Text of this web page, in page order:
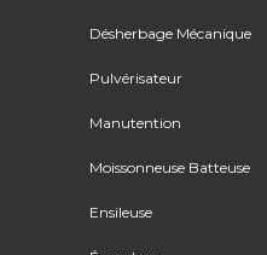
Désherbage Mécanique
Pulvérisateur
Manutention
Moissonneuse Batteuse
Ensileuse